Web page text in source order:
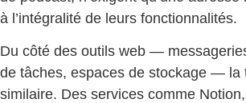
à l’intégralité de leurs fonctionnalités.
Du côté des outils web —
de tâches, espaces de stockage — la
similaire. Des services comme